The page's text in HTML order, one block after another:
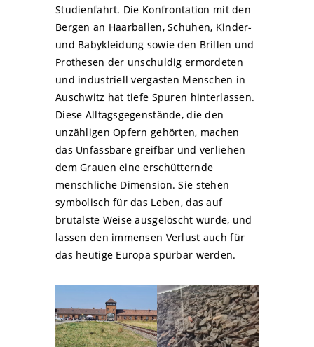
Studienfahrt. Die Konfrontation mit den
Bergen an Haarballen, Schuhen, Kinder-
und Babykleidung sowie den Brillen und
Prothesen der unschuldig ermordeten
und industriell vergasten Menschen in
Auschwitz hat tiefe Spuren hinterlassen.
Diese Alltagsgegenstände, die den
unzähligen Opfern gehörten, machen
das Unfassbare greifbar und verliehen
dem Grauen eine erschütternde
menschliche Dimension. Sie stehen
symbolisch für das Leben, das auf
brutalste Weise ausgelöscht wurde, und
lassen den immensen Verlust auch für
das heutige Europa spürbar werden.